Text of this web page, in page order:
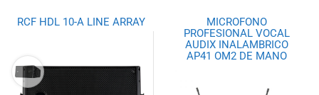
RCF HDL 10-A LINE ARRAY
MICROFONO
PROFESIONAL VOCAL
AUDIX INALAMBRICO
AP41 OM2 DE MANO